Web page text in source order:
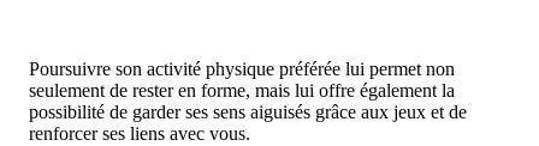
Poursuivre son activité physique préférée lui permet non
seulement de rester en forme, mais lui offre également la
possibilité de garder ses sens aiguisés grâce aux jeux et de
renforcer ses liens avec vous.